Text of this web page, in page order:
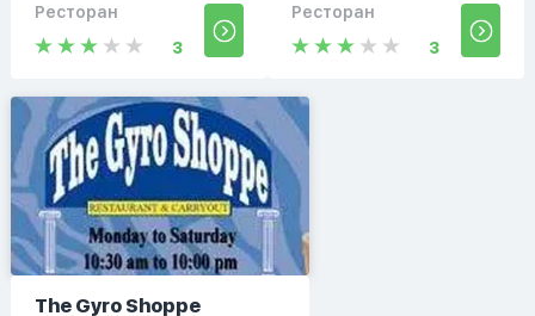
Ресторан
3
Ресторан
3
The Gyro Shoppe